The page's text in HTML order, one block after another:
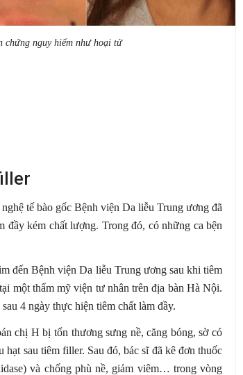
chứng nguy hiểm như hoại tử
tế bào gốc Bệnh viện Da liễu Trung ương đã
đầy kém chất lượng. Trong đó, có những ca bện
đến Bệnh viện Da liễu Trung ương sau khi tiêm
một thẩm mỹ viện tư nhân trên địa bàn Hà Nội.
4 ngày thực hiện tiêm chất làm đầy.
chị H bị tổn thương sưng nề, căng bóng, sờ có
sau tiêm filler. Sau đó, bác sĩ đã kê đơn thuốc
và chống phù nề, giảm viêm… trong vòng